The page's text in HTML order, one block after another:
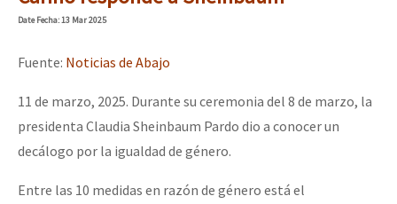
Mundo
AutonomÍa y Resistencia
Megaproyectos
Migración
Dia 1: Encontro “Guerra contra a Humanidade”
[CDMX – 20 julio] Jornadas globales por la libertad de Jesús
DateFecha: 13 Mar 2025
Fuente: Noticias de Abajo
11 de marzo, 2025. Durante su ceremonia del 8 de marzo, la
presidenta Claudia Sheinbaum Pardo dio a conocer un
decálogo por la igualdad de género.
Entre las 10 medidas en razón de género está el